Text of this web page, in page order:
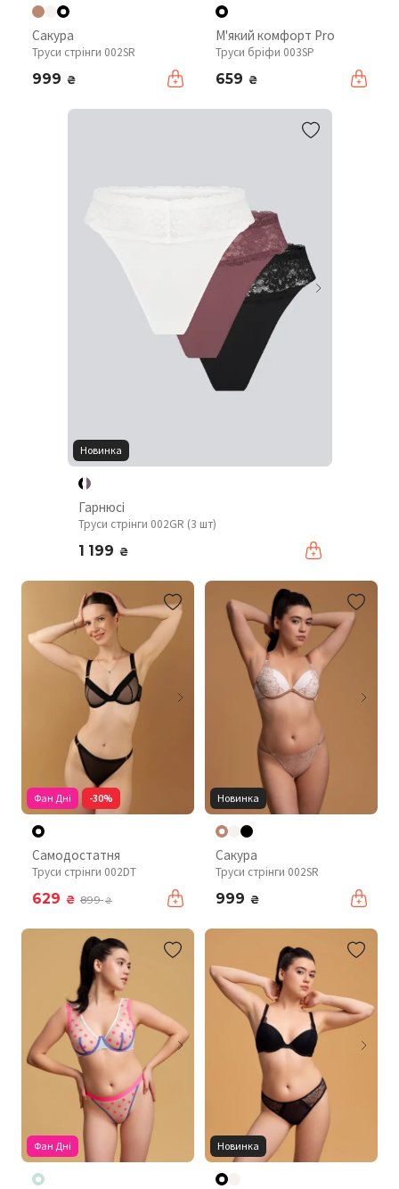
Сакура
Труси стрінги 002SR
999 ₴
М'який комфорт Pro
Труси бріфи 003SP
659 ₴
Новинка
Гарнюсі
Труси стрінги 002GR (3 шт)
1 199 ₴
Фан Дні -30%
Самодостатня
Труси стрінги 002DT
629 ₴ 899₴
Новинка
Сакура
Труси стрінги 002SR
999 ₴
Фан Дні Новинка